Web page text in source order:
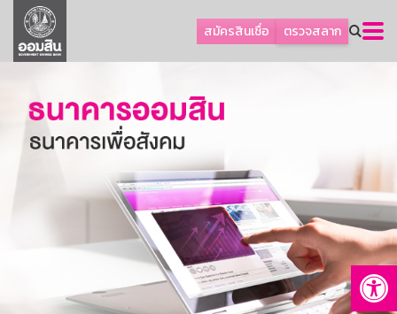
สมัครสินเชื่อ ตรวจสลาก
ลูกค้าธุรกิจ
ลูกค้าผู้ประกอบรายย่อย
ออมเพื่อสุข
เกี่ยวกับธนาคาร
การพัฒนาที่ยั่งยืน
บริการทางการเงิน
ติดต่อเรา